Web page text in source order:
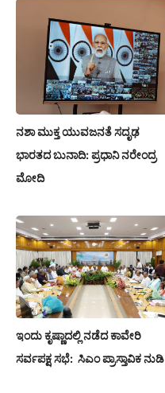
ನಶಾ ಮುಕ್ತ ಯುವಜನತೆ ಸದೃಢ
ಭಾರತದ ಬುನಾದಿ: ಪ್ರಧಾನಿ ನರೇಂದ್ರ
ಮೋದಿ
ಇಂದು ಕೃಷ್ಣಾದಲ್ಲಿ ನಡೆದ ಕಾವೇರಿ
ಸರ್ವಪಕ್ಷ ಸಭೆ: ಸಿಎಂ ಪ್ರಾಸ್ತಾವಿಕ ನುಡಿ